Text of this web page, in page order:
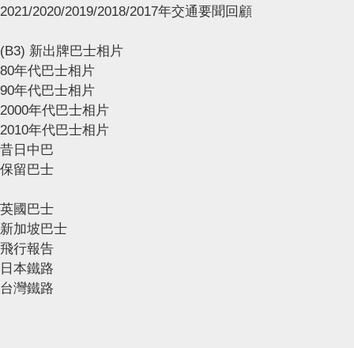
2021/2020/2019/2018/2017年交通要聞回顧
(B3) 新出牌巴士相片
80年代巴士相片
90年代巴士相片
2000年代巴士相片
2010年代巴士相片
昔日中巴
保留巴士
英國巴士
新加坡巴士
飛行報告
日本鐵路
台灣鐵路